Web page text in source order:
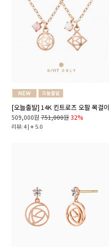
[오늘출발] 14K 킨트로즈 오팔 목걸이
509,000원 751,000원 32%
리뷰: 4 | 5.0